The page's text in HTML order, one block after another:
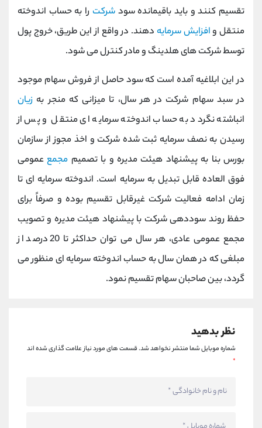
تقسیم کنند و باید باقیمانده سودشرکت را به حساب اندوخته
منتقل وافزایش سرمایه دهند. در واقع از این طریق، خروج پول
توسط شرکت های هلدینگ و مادر کنترل می شود.
در این ابلاغیه آمده است که سود حاصل از فروش سهام موجود
در سبد سهام شرکت در هر سال، تا میزانی که منجر به زیان
انباشته نگردد به حساب اندوخته سرمایه ای منتقل و پس از
رسیدن به نصف سرمایه ثبت شده شرکت و اخذ مجوز از سازمان
بورس بنا به پیشنهاد هیئت مدیره و با تصمیم مجمععمومی
فوق العاده قابل تبدیل به سرمایه است. اندوخته سرمایه ای تا
زمان ادامه فعالیت شرکت غیرقابل تقسیم بوده و صرفاً برای
حفظ روند سوددهی شرکت با پیشنهاد هیئت مدیره و تصویب
مجمع عمومی عادی، هر سال می توان حداکثر تا 20 درصد از
مبلغی که در همان سال به حساب اندوخته سرمایه ای منظور می
گردد، بین صاحبان سهام تقسیم نمود.
نظر بدهید
شماره موبایل شما منتشر نخواهد شد.قسمت های مورد نیاز علامت گذاری شده اند
*
@alirezamehrabi_com